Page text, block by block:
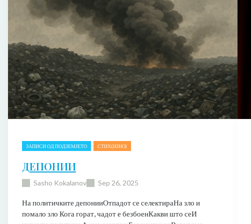
ЗАПИСИ ОД ПОДЗЕМЈЕТО СТИХ(ИЈНО)
ДЕПОНИИ
Sasho Kokalanov Sep 26, 2025
На политичките депонииОтпадот се селектираНа зло и
помало зло Кога горат, чадот е безбоенКакви што сеИ